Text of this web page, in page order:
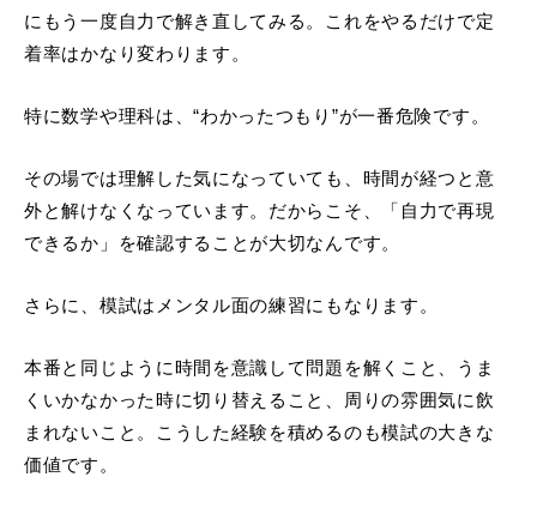
にもう一度自力で解き直してみる。これをやるだけで定
着率はかなり変わります。
特に数学や理科は、“わかったつもり”が一番危険です。
その場では理解した気になっていても、時間が経つと意
外と解けなくなっています。だからこそ、「自力で再現
できるか」を確認することが大切なんです。
さらに、模試はメンタル面の練習にもなります。
本番と同じように時間を意識して問題を解くこと、うま
くいかなかった時に切り替えること、周りの雰囲気に飲
まれないこと。こうした経験を積めるのも模試の大きな
価値です。